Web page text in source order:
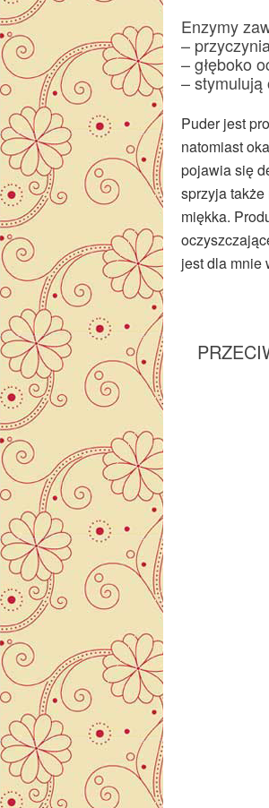
Enzymy
–
– głęboko
– stymulują
Puder jest
natomiast
pojawia się
sprzyja
miękka.
jest dla mnie